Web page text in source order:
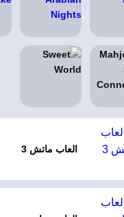
العاب ماتش 3